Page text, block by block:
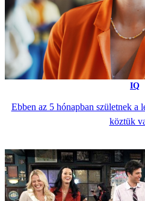
IQ
Ebben az 5 hónapban születnek a
köztük